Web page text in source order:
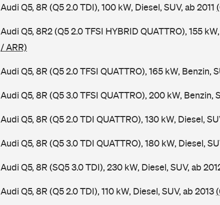
Audi Q5, 8R (Q5 2.0 TDI), 100 kW, Diesel, SUV, ab 2011
Audi Q5, 8R2 (Q5 2.0 TFSI HYBRID QUATTRO), 155
/ ARR)
Audi Q5, 8R (Q5 2.0 TFSI QUATTRO), 165 kW, Benzin,
Audi Q5, 8R (Q5 3.0 TFSI QUATTRO), 200 kW, Benzin,
Audi Q5, 8R (Q5 2.0 TDI QUATTRO), 130 kW, Diesel,
Audi Q5, 8R (Q5 3.0 TDI QUATTRO), 180 kW, Diesel,
Audi Q5, 8R (SQ5 3.0 TDI), 230 kW, Diesel, SUV, ab
Audi Q5, 8R (Q5 2.0 TDI), 110 kW, Diesel, SUV, ab 2013